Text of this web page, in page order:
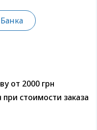
от 2000 грн
стоимости заказа